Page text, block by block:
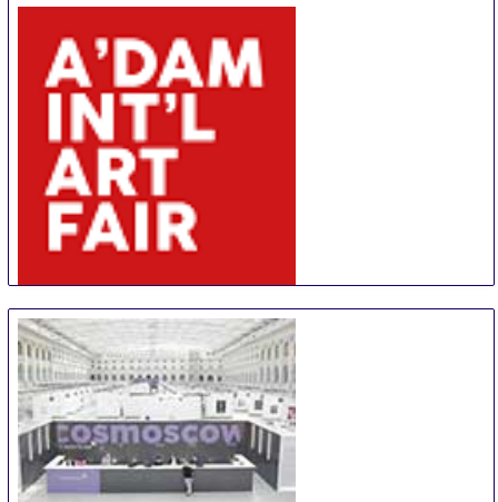
20 Aug-23 Aug
Hong Kong
Hong Kong
30 Aug-31 Aug
Amsterdam
Netherlands